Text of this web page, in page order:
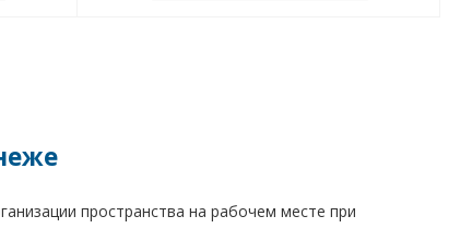
пространства на рабочем месте при